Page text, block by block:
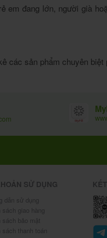
em đang lớn, người già
các sản phẩm chuyên biệt
SỬ DỤNG
dẫn sử dụng
sách giao hàng
sách bảo mật
sách thanh toán